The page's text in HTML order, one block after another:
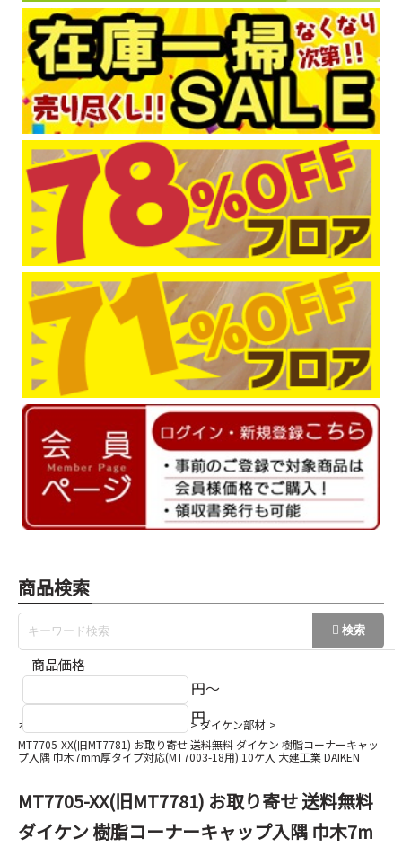
商品検索
商品価格
円～
円
ホーム
ダイケン部材
MT7705-XX(旧MT7781) お取り寄せ 送料無料 ダイケン 樹脂コーナーキャッ
プ入隅 巾木7mm厚タイプ対応(MT7003-18用) 10ケ入 大建工業 DAIKEN
MT7705-XX(旧MT7781) お取り寄せ 送料無料
ダイケン 樹脂コーナーキャップ入隅 巾木7m